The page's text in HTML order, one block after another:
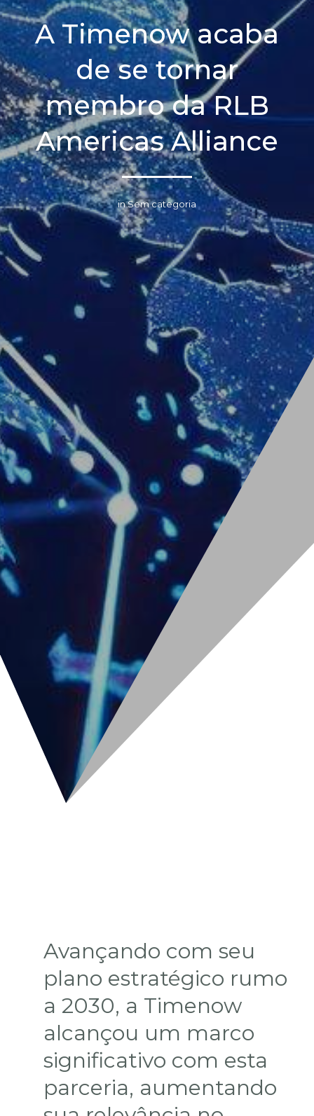
A Timenow acaba
de se tornar
membro da RLB
Americas Alliance
in Sem categoria
Avançando com seu
plano estratégico rumo
a 2030, a Timenow
alcançou um marco
significativo com esta
parceria, aumentando